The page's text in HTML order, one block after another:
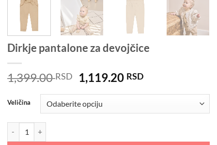
Dirkje pantalone za devojčice
1,399.00RSD
Originalna
cena
je
bila:
1,119.20 RSDTrenutna
1,119.20 RSD.
Veličina